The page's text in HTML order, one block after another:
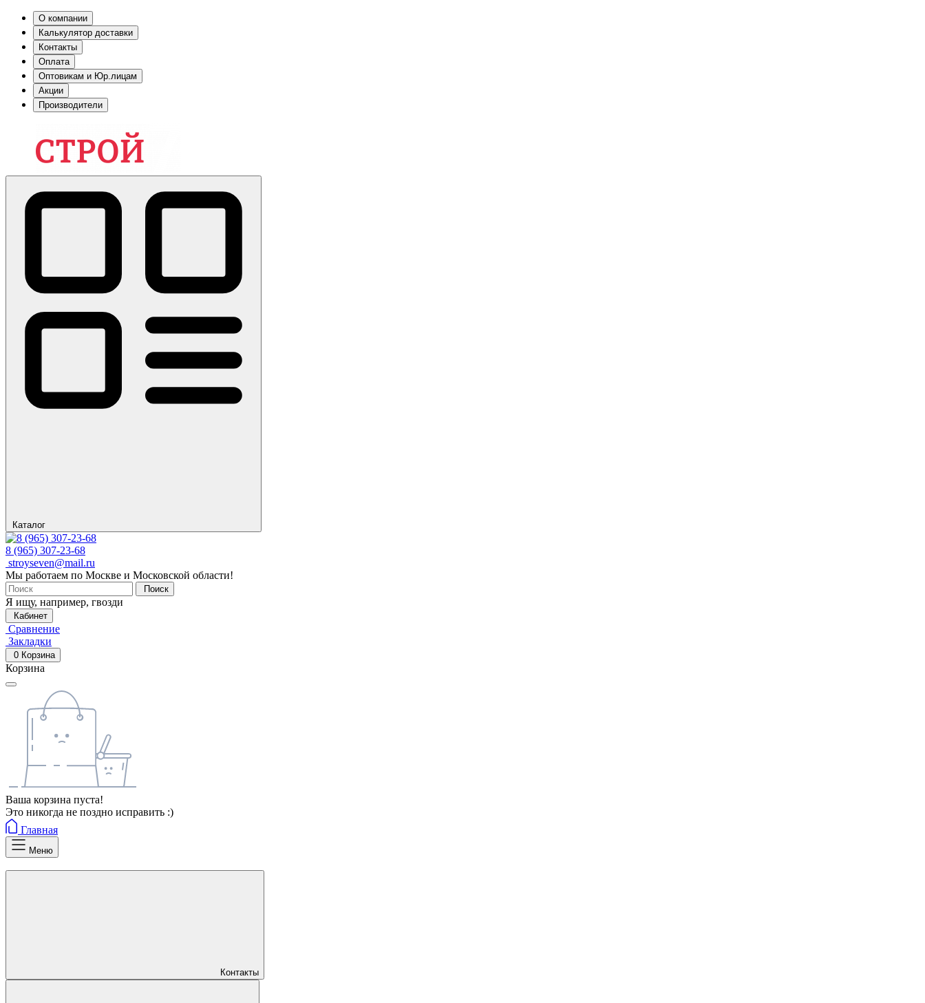
О компании
Калькулятор доставки
Контакты
Оплата
Оптовикам и Юр.лицам
Акции
Производители
Каталог
8 (965) 307-23-68
stroyseven@mail.ru
Мы работаем по Москве и Московской области!
Поиск
Я ищу, например, гвозди
Кабинет
Сравнение
Закладки
0 Корзина
Корзина
Ваша корзина пуста!
Это никогда не поздно исправить :)
Главная
Меню
Контакты